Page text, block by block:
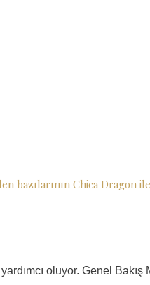
Chica Dragon
oluyor. Genel